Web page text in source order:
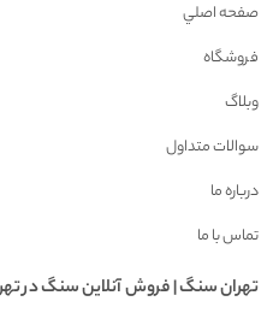
صفحه اصلي
فروشگاه
وبلاگ
سوالات متداول
درباره ما
تماس با ما
تهران سنگ | فروش آنلاين سنگ در